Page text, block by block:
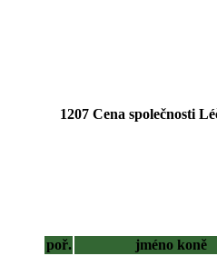
1207 Cena společnosti
poř.
jméno koně